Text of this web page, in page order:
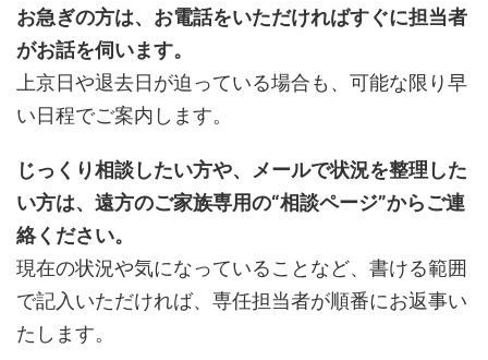
お急ぎの方は、お電話をいただければすぐに担当者
がお話を伺います。
上京日や退去日が迫っている場合も、可能な限り早
い日程でご案内します。
じっくり相談したい方や、メールで状況を整理した
い方は、遠方のご家族専用の“相談ページ”からご連
絡ください。
現在の状況や気になっていることなど、書ける範囲
で記入いただければ、専任担当者が順番にお返事い
たします。